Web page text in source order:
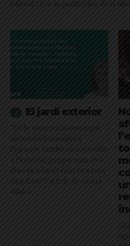
hàbitat i l'ús de pesticides, és el
El jardí exterior
"De la mateixa manera que
necessito harmonia a
l’interior, també en necessito
a l’exterior, perquè com és a
dins és a fora i com és a fora
és a dins": l'article de Glòria
Vilalta